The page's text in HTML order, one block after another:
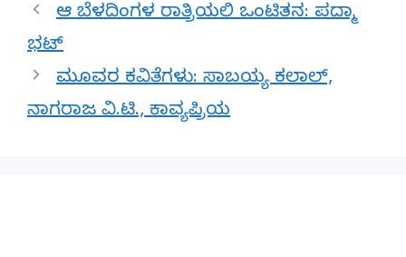
ಆ ಬೆಳದಿಂಗಳ ರಾತ್ರಿಯಲಿ ಒಂಟಿತನ: ಪದ್ಮಾ
ಭಟ್
ಮೂವರ ಕವಿತೆಗಳು: ಸಾಬಯ್ಯ ಕಲಾಲ್,
ನಾಗರಾಜ ವಿ.ಟಿ., ಕಾವ್ಯಪ್ರಿಯ